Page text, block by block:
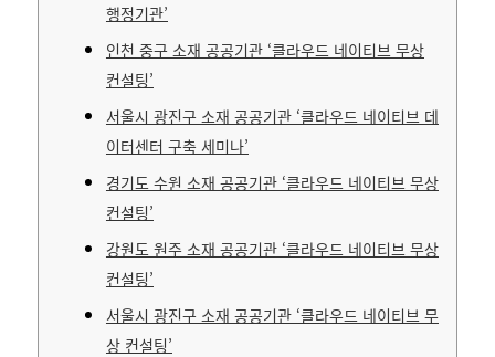
행정기관’
인천 중구 소재 공공기관 ‘클라우드 네이티브 무상
컨설팅’
서울시 광진구 소재 공공기관 ‘클라우드 네이티브 데
이터센터 구축 세미나’
경기도 수원 소재 공공기관 ‘클라우드 네이티브 무상
컨설팅’
강원도 원주 소재 공공기관 ‘클라우드 네이티브 무상
컨설팅’
서울시 광진구 소재 공공기관 ‘클라우드 네이티브 무
상 컨설팅’